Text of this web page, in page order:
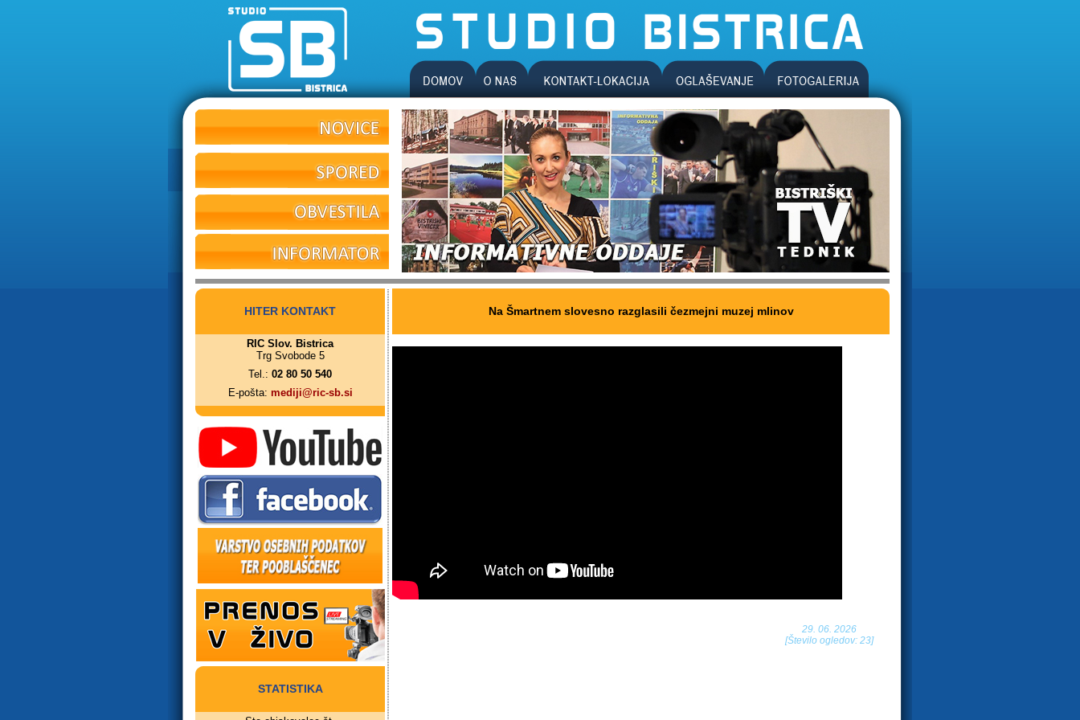
HITER KONTAKT
RIC Slov. Bistrica
Trg Svobode 5
Tel.: 02 80 50 540
E-pošta: mediji@ric-sb.si
STATISTIKA
Na Šmartnem slovesno razglasili čezmejni muzej mlinov
29. 06. 2026
[Število ogledov: 23]